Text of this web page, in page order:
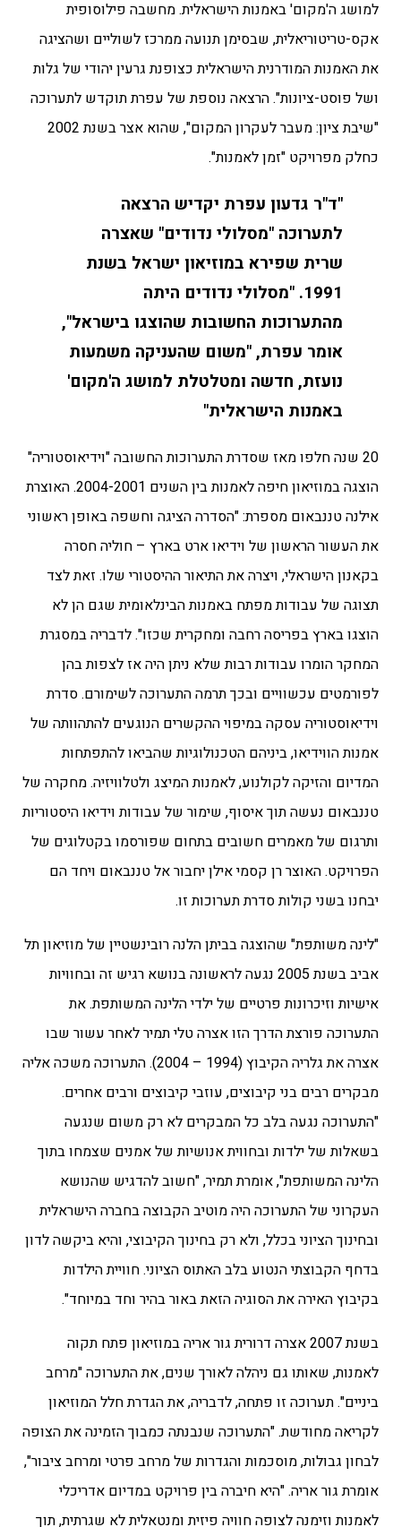
למושג ה'מקום' באמנות הישראלית. מחשבה פילוסופית
אקס-טריטוריאלית, שבסימן תנועה ממרכז לשוליים ושהציגה
את האמנות המודרנית הישראלית כצופנת גרעין יהודי של גלות
ושל פוסט-ציונות". הרצאה נוספת של עפרת תוקדש לתערוכה
"שיבת ציון: מעבר לעקרון המקום", שהוא אצר בשנת 2002
כחלק מפרויקט "זמן לאמנות".
"ד"ר גדעון עפרת יקדיש הרצאה
לתערוכה "מסלולי נדודים" שאצרה
שרית שפירא במוזיאון ישראל בשנת
1991. "מסלולי נדודים היתה
מהתערוכות החשובות שהוצגו בישראל",
אומר עפרת, "משום שהעניקה משמעות
נועזת, חדשה ומטלטלת למושג ה'מקום'
באמנות הישראלית"
20 שנה חלפו מאז שסדרת התערוכות החשובה "וידיאוסטוריה"
הוצגה במוזיאון חיפה לאמנות בין השנים 2004-2001. האוצרת
אילנה טננבאום מספרת: "הסדרה הציגה וחשפה באופן ראשוני
את העשור הראשון של וידיאו ארט בארץ – חוליה חסרה
בקאנון הישראלי, ויצרה את התיאור ההיסטורי שלו. זאת לצד
תצוגה של עבודות מפתח באמנות הבינלאומית שגם הן לא
הוצגו בארץ בפריסה רחבה ומחקרית שכזו". לדבריה במסגרת
המחקר הומרו עבודות רבות שלא ניתן היה אז לצפות בהן
לפורמטים עכשוויים ובכך תרמה התערוכה לשימורם. סדרת
וידיאוסטוריה עסקה במיפוי ההקשרים הנוגעים להתהוותה של
אמנות הווידיאו, ביניהם הטכנולוגיות שהביאו להתפתחות
המדיום והזיקה לקולנוע, לאמנות המיצג ולטלוויזיה. מחקרה של
טננבאום נעשה תוך איסוף, שימור של עבודות וידיאו היסטוריות
ותרגום של מאמרים חשובים בתחום שפורסמו בקטלוגים של
הפרויקט. האוצר רן קסמי אילן יחבור אל טננבאום ויחד הם
יבחנו בשני קולות סדרת תערוכות זו.
"לינה משותפת" שהוצגה בביתן הלנה רובינשטיין של מוזיאון תל
אביב בשנת 2005 נגעה לראשונה בנושא רגיש זה ובחוויות
אישיות וזיכרונות פרטיים של ילדי הלינה המשותפת. את
התערוכה פורצת הדרך הזו אצרה טלי תמיר לאחר עשור שבו
אצרה את גלריה הקיבוץ (1994 –
2004). התערוכה משכה אליה
מבקרים רבים בני קיבוצים, עוזבי קיבוצים ורבים אחרים.
"התערוכה נגעה בלב כל המבקרים לא רק משום שנגעה
בשאלות של ילדות ובחווית אנושיות של אמנים שצמחו בתוך
הלינה המשותפת", אומרת תמיר, "חשוב להדגיש שהנושא
העקרוני של התערוכה היה מוטיב הקבוצה בחברה הישראלית
ובחינוך הציוני בכלל, ולא רק בחינוך הקיבוצי, והיא ביקשה לדון
בדחף הקבוצתי הנטוע בלב האתוס הציוני. חוויית הילדות
בקיבוץ האירה את הסוגיה הזאת באור בהיר וחד במיוחד".
בשנת 2007 אצרה דרורית גור אריה במוזיאון פתח תקוה
לאמנות, שאותו גם ניהלה לאורך שנים, את התערוכה "מרחב
ביניים". תערוכה זו פתחה, לדבריה, את הגדרת חלל המוזיאון
לקריאה מחודשת. "התערוכה שנבנתה כמבוך הזמינה את הצופה
לבחון גבולות, מוסכמות והגדרות של מרחב פרטי ומרחב ציבור",
אומרת גור אריה. "היא חיברה בין פרויקט במדיום אדריכלי
לאמנות וזימנה לצופה חוויה פיזית ומנטאלית לא שגרתית, תוך